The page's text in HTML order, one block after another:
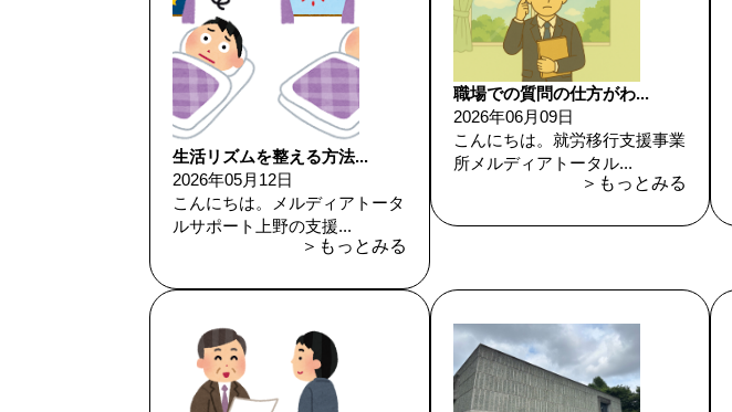
生活リズムを整える方法...
2026年05月12日
こんにちは。メルディアトータ
ルサポート上野の支援...
＞もっとみる
職場での質問の仕方がわ...
2026年06月09日
こんにちは。就労移行支援事業
所メルディアトータル...
＞もっとみる